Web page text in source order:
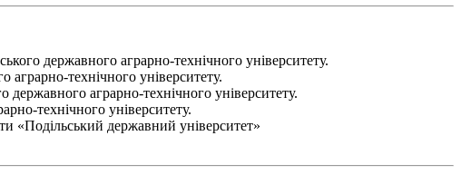
державного аграрно-технічного університету.
технічного університету.
аграрно-технічного університету.
технічного університету.
«Подільський державний університет»